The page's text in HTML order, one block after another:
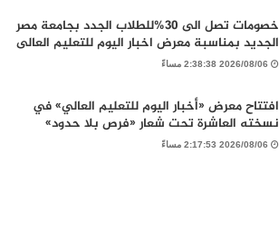
خصومات تصل الى 30%للطلاب الجدد بجامعة مصر
الجديد بمناسبة معرض اخبار اليوم للتعليم العالى
2026/08/06 2:38:38 مساءً
افتتاح معرض «أخبار اليوم للتعليم العالي» في
نسخته العاشرة تحت شعار «فرص بلا حدود»
2026/08/06 2:17:53 مساءً